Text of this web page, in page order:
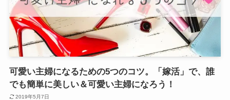
可愛い主婦になるための5つのコツ。「嫁活」で、誰
でも簡単に美しい＆可愛い主婦になろう！
2019年5月7日